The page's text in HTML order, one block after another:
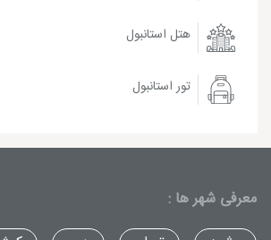
هتل استانبول
تور استانبول
معرفی شهر ها :